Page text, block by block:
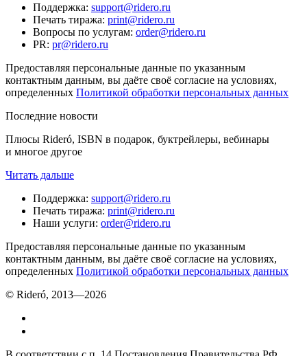
Поддержка: support@ridero.ru
Печать тиража: print@ridero.ru
Вопросы по услугам: order@ridero.ru
PR: pr@ridero.ru
Предоставляя персональные данные по указанным
контактным данным, вы даёте своё согласие на условиях,
определенных Политикой обработки персональных данных
Последние новости
Плюсы Rideró, ISBN в подарок, буктрейлеры, вебинары
и многое другое
Читать дальше
Поддержка: support@ridero.ru
Печать тиража: print@ridero.ru
Наши услуги: order@ridero.ru
Предоставляя персональные данные по указанным
контактным данным, вы даёте своё согласие на условиях,
определенных Политикой обработки персональных данных
© Rideró, 2013—2026